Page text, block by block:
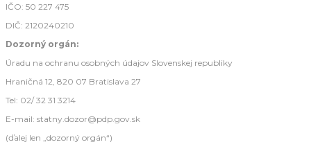
IČO: 50 227 475
DIČ: 2120240210
Dozorný orgán:
Úradu na ochranu osobných údajov Slovenskej republiky
Hraničná 12, 820 07 Bratislava 27
Tel: 02/ 32 31 3214
E-mail: statny.dozor@pdp.gov.sk
(ďalej len „dozorný orgán“)